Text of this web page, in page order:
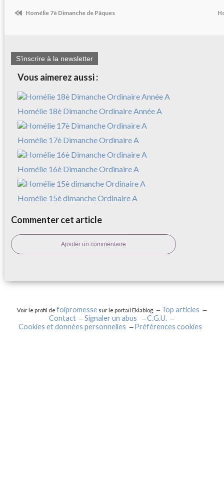
Homélie 7è Dimanche de Pâques
S'inscrire à la newsletter
Vous aimerez aussi :
Homélie 18è Dimanche Ordinaire Année A
Homélie 17è Dimanche Ordinaire A
Homélie 16è Dimanche Ordinaire A
Homélie 15è dimanche Ordinaire A
Commenter cet article
Ajouter un commentaire
Voir le profil de foipromesse sur le portail Eklablog
Top articles
Contact
Signaler un abus
C.G.U.
Cookies et données personnelles
Préférences cookies